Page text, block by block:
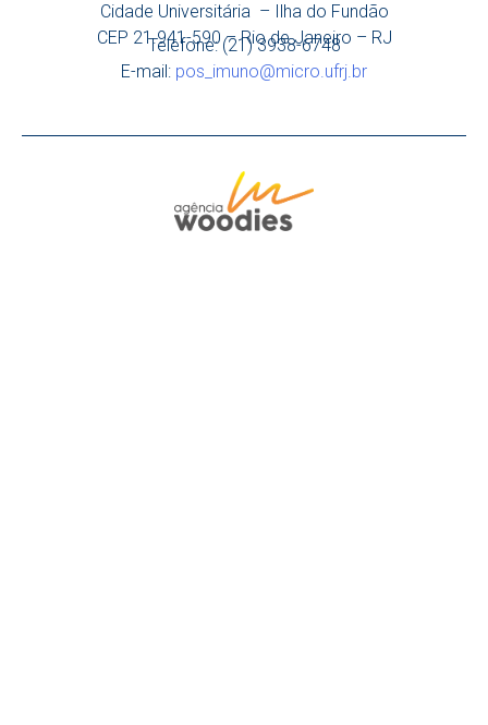
Cidade Universitária – Ilha do Fundão
CEP 21.941-590 – Rio de Janeiro – RJ
Telefone: (21) 3938-6748
E-mail: pos_imuno@micro.ufrj.br